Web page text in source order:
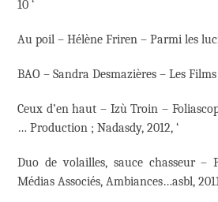
10 ‘
Au poil – Hélène Friren – Parmi les
BAO – Sandra Desmazières – Les Films
Ceux d’en haut – Izù Troin –
… Production ; Nadasdy, 2012, ‘
Duo de volailles, sauce chasseur –
Médias Associés, Ambiances…asbl,